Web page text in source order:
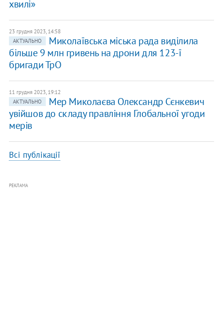
хвилі»
23 грудня 2023, 14:58
АКТУАЛЬНО
Миколаївська міська рада виділила
більше 9 млн гривень на дрони для 123-ї
бригади ТрО
11 грудня 2023, 19:12
АКТУАЛЬНО
Мер Миколаєва Олександр Сєнкевич
увійшов до складу правління Глобальної угоди
мерів
Всі публікації
РЕКЛАМА